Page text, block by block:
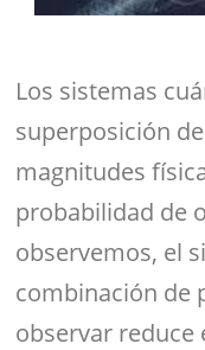
Los sistemas
superposición
magnitudes
probabilidad de
observemos, el
combinación de
observar reduce